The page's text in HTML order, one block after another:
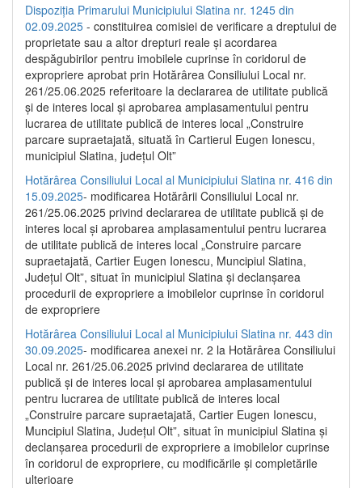
Dispoziția Primarului Municipiului Slatina nr. 1245 din
02.09.2025 - constituirea comisiei de verificare a dreptului de
proprietate sau a altor drepturi reale și acordarea
despăgubirilor pentru imobilele cuprinse în coridorul de
expropriere aprobat prin Hotărârea Consiliului Local nr.
261/25.06.2025 referitoare la declararea de utilitate publică
și de interes local și aprobarea amplasamentului pentru
lucrarea de utilitate publică de interes local „Construire
parcare supraetajată, situată în Cartierul Eugen Ionescu,
municipiul Slatina, județul Olt”
Hotărârea Consiliului Local al Municipiului Slatina nr. 416 din
15.09.2025- modificarea Hotărârii Consiliului Local nr.
261/25.06.2025 privind declararea de utilitate publică și de
interes local și aprobarea amplasamentului pentru lucrarea
de utilitate publică de interes local „Construire parcare
supraetajată, Cartier Eugen Ionescu, Muncipiul Slatina,
Județul Olt”, situat în municipiul Slatina și declanșarea
procedurii de expropriere a imobilelor cuprinse în coridorul
de expropriere
Hotărârea Consiliului Local al Municipiului Slatina nr. 443 din
30.09.2025- modificarea anexei nr. 2 la Hotărârea Consiliului
Local nr. 261/25.06.2025 privind declararea de utilitate
publică şi de interes local şi aprobarea amplasamentului
pentru lucrarea de utilitate publică de interes local
„Construire parcare supraetajată, Cartier Eugen Ionescu,
Muncipiul Slatina, Judeţul Olt”, situat în municipiul Slatina şi
declanşarea procedurii de expropriere a imobilelor cuprinse
în coridorul de expropriere, cu modificările şi completările
ulterioare